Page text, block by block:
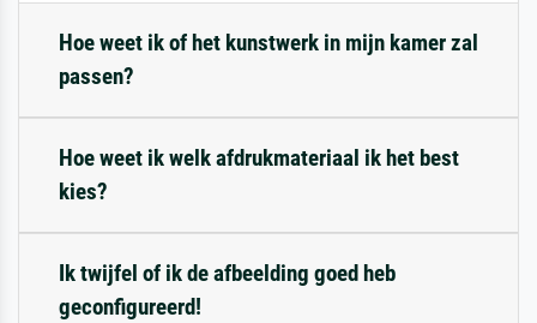
Hoe weet ik of het kunstwerk in mijn kamer zal
passen?
Hoe weet ik welk afdrukmateriaal ik het best
kies?
Ik twijfel of ik de afbeelding goed heb
geconfigureerd!